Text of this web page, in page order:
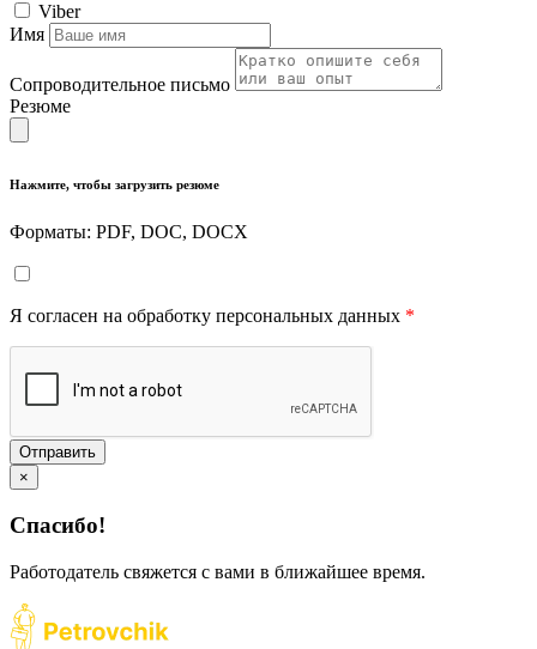
Viber
Имя
Сопроводительное письмо
Резюме
Нажмите, чтобы загрузить резюме
Форматы: PDF, DOC, DOCX
Я согласен на обработку персональных данных *
Отправить
×
Спасибо!
Работодатель свяжется с вами в ближайшее время.